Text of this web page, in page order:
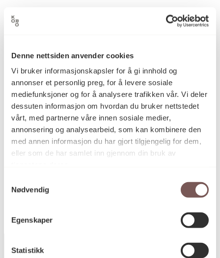
Denne nettsiden anvender cookies
Vi bruker informasjonskapsler for å gi innhold og
annonser et personlig preg, for å levere sosiale
mediefunksjoner og for å analysere trafikken vår. Vi deler
dessuten informasjon om hvordan du bruker nettstedet
vårt, med partnerne våre innen sosiale medier,
annonsering og analysearbeid, som kan kombinere den
med annen informasjon du har gjort tilgjengelig for dem,
eller som de har samlet inn gjennom din bruk av
Nødvendig
Egenskaper
Statistikk
Teknikk og
materiale
Glasert og brent steingodsleire
Mål
Høyde: 200cm